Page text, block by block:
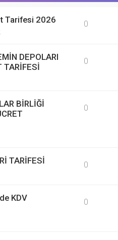
Tarifesi 2026 0
DEPOLARI
TARİFESİ
0
BİRLİĞİ
0
TARİFESİ 0
KDV
0